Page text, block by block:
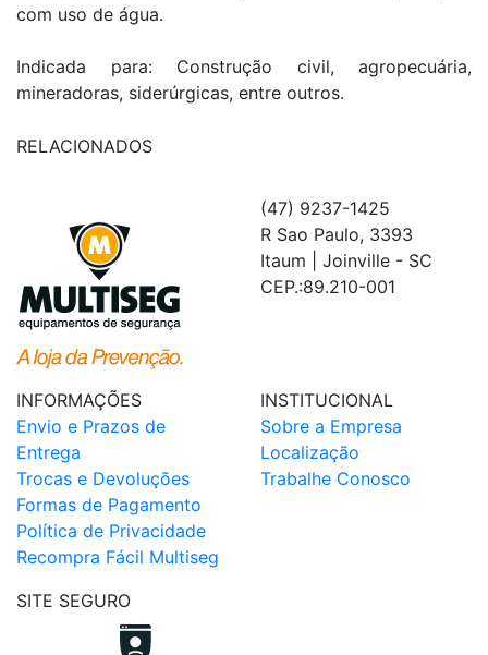
com uso de água.
Indicada para: Construção civil, agropecuária,
mineradoras, siderúrgicas, entre outros.
RELACIONADOS
(47) 9237-1425
R Sao Paulo, 3393
Itaum | Joinville - SC
CEP.:89.210-001
INFORMAÇÕES
Envio e Prazos de
Entrega
Trocas e Devoluções
Formas de Pagamento
Política de Privacidade
Recompra Fácil Multiseg
INSTITUCIONAL
Sobre a Empresa
Localização
Trabalhe Conosco
SITE SEGURO